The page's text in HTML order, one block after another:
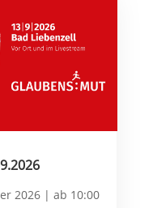
2026 | ab 10:00